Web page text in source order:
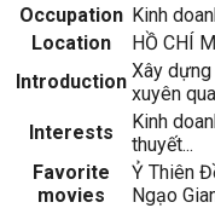
Occupation Kinh
Location
HỒ CHÍ
Introduction Xây
xuyên
Interests
Kinh
thuyết...
Favorite
movies
Ỷ Thiên
Ngạo